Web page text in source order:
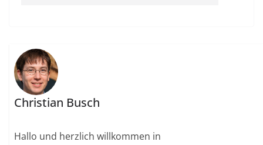
Christian Busch
Hallo und herzlich willkommen in